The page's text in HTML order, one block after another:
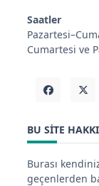
Saatler
Cumartesi ve
BU SITE
Burası
geçenlerden